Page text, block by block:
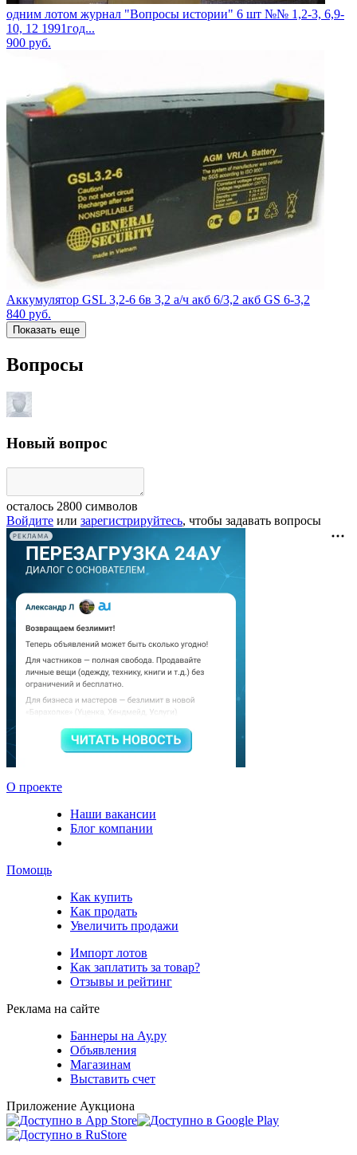
одним лотом журнал "Вопросы истории" 6 шт №№ 1,2-3, 6,9-
10, 12 1991год...
900 руб.
Аккумулятор GSL 3,2-6 6в 3,2 а/ч акб 6/3,2 акб GS 6-3,2
840 руб.
Показать еще
Вопросы
Новый вопрос
осталось 2800 символов
Войдите или зарегистрируйтесь, чтобы задавать вопросы
РЕКЛАМА
О проекте
Наши вакансии
Блог компании
Помощь
Как купить
Как продать
Увеличить продажи
Импорт лотов
Как заплатить за товар?
Отзывы и рейтинг
Реклама на сайте
Баннеры на Ау.ру
Объявления
Магазинам
Выставить счет
Приложение Аукциона